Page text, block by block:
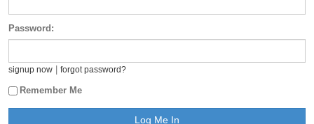
Password:
signup now forgot password?
Remember Me